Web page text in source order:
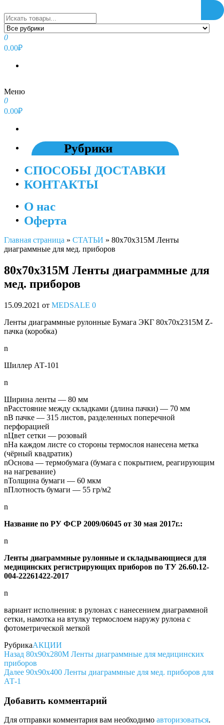
к
содержимому
0
0.00₽
Меню
0
0.00₽
Рубрики
СПОСОБЫ ДОСТАВКИ
КОНТАКТЫ
О нас
Оферта
Главная страница » СТАТЬИ » 80х70х315М Ленты
диаграммные для мед. приборов
80х70х315М Ленты диаграммные для
мед. приборов
15.09.2021 от MEDSALE 0
Ленты диаграммные рулонные Бумага ЭКГ 80х70х2315М Z-
пачка (коробка)
n
Шиллер АТ-101
n
Ширина ленты — 80 мм
nРасстояние между складками (длина пачки) — 70 мм
nВ пачке — 315 листов, разделенных поперечной
перфорацией
nЦвет сетки — розовый
nНа каждом листе со стороны термослоя нанесена метка
(чёрный квадратик)
nОснова — термобумага (бумага с покрытием, реагирующим
на нагревание)
nТолщина бумаги — 60 мкм
nПлотность бумаги — 55 гр/м2
n
Название по РУ ФСР 2009/06045 от 30 мая 2017г.:
n
Ленты диаграммные рулонные и cкладывающиеся для
медицинских регистрирующих приборов по ТУ 26.60.12-
004-22261422-2017
n
вариант исполнения: в рулонах с нанесением диаграммной
сетки, намотка на втулку термослоем наружу рулона с
фотометрической меткой
РубрикаАКЦИИ
Навигация
по
записям
Предыдущая
запись
Назад 80x90x280М Ленты диаграммные для медицинских
приборов
Следующая
запись
Далее 90x90x400 Ленты диаграммные для мед. приборов для
АТ-1
Добавить комментарий
Для отправки комментария вам необходимо авторизоваться.